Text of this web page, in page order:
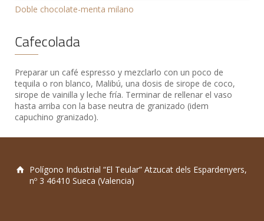
Doble chocolate-menta milano
Cafecolada
Preparar un café espresso y mezclarlo con un poco de
tequila o ron blanco, Malibú, una dosis de sirope de coco,
sirope de vainilla y leche fría. Terminar de rellenar el vaso
hasta arriba con la base neutra de granizado (idem
capuchino granizado).
Polígono Industrial “El Teular” Atzucat dels Espardenyers,
nº 3 46410 Sueca (Valencia)